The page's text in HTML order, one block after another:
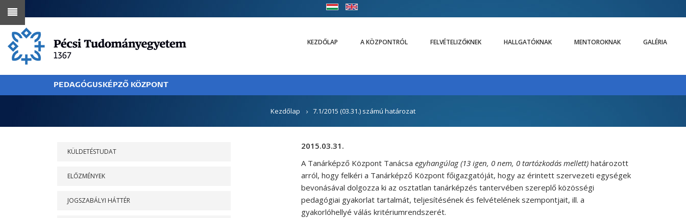
Ugrás
tartalomra
KEZDŐLAP A KÖZPONTRÓL FELVÉTELIZŐKNEK HALLGATÓKNAK MENTOROKNAK GALÉRIA
PEDAGÓGUSKÉPZŐ KÖZPONT
Kezdőlap 7.1/2015 (03.31.) számú határozat
2015.03.31.
A Tanárképző Központ Tanácsa egyhangúlag (13 igen, 0 nem, 0 tartózkodás mellett)határozott
arról, hogy felkéri a Tanárképző Központ főigazgatóját, hogy az érintett szervezeti egységek
bevonásával dolgozza ki az osztatlan tanárképzés tantervében szereplő közösségi
pedagógiai gyakorlat tartalmát, teljesítésének és felvételének szempontjait, ill. a
gyakorlóhellyé válás kritériumrendszerét.
KÜLDETÉSTUDAT
ELŐZMÉNYEK
JOGSZABÁLYI HÁTTÉR